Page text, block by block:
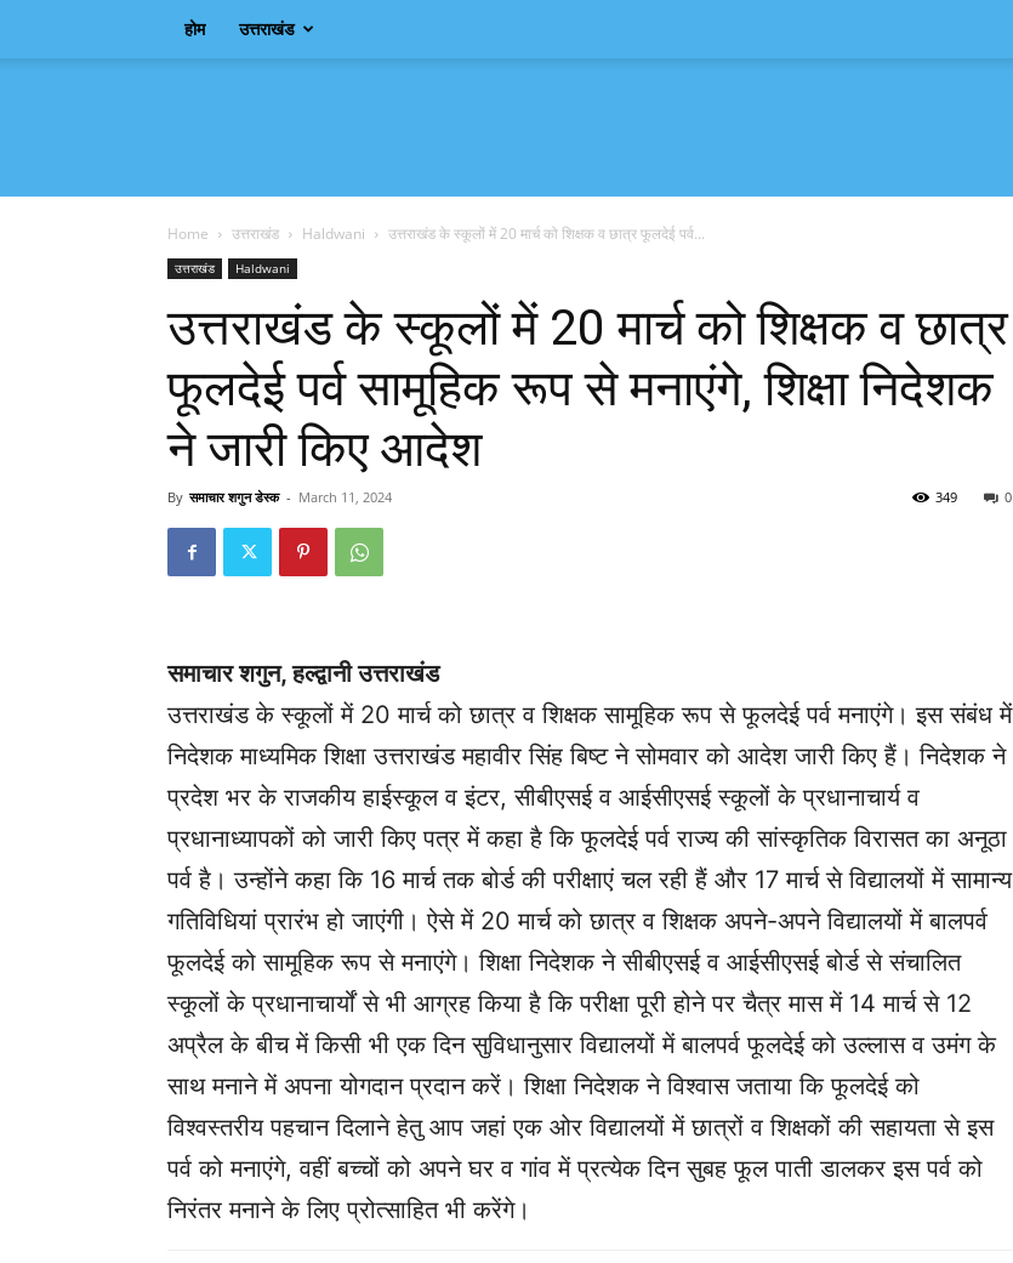
होम उत्तराखंड
Home उत्तराखंड Haldwani उत्तराखंड के स्कूलों में 20 मार्च को शिक्षक व छात्र फूलदेई पर्व...
उत्तराखंड Haldwani
उत्तराखंड के स्कूलों में 20 मार्च को शिक्षक व छात्र
फूलदेई पर्व सामूहिक रूप से मनाएंगे, शिक्षा निदेशक
ने जारी किए आदेश
By समाचार शगुन डेस्क - March 11, 2024 0
349
समाचार शगुन, हल्द्वानी उत्तराखंड
उत्तराखंड के स्कूलों में 20 मार्च को छात्र व‌ शिक्षक सामूहिक रूप से फूलदेई पर्व मनाएंगे। इस संबंध में
निदेशक माध्यमिक शिक्षा उत्तराखंड महावीर सिंह बिष्ट ने सोमवार को आदेश जारी किए हैं। निदेशक ने
प्रदेश भर के राजकीय हाईस्कूल व इंटर, सीबीएसई व‌ आईसीएसई स्कूलों के प्रधानाचार्य व‌
प्रधानाध्यापकों को जारी किए पत्र में कहा है कि फूलदेई पर्व राज्य की सांस्कृतिक विरासत का‌ अनूठा
पर्व है। उन्होंने कहा कि 16 मार्च तक बोर्ड की परीक्षाएं चल रही हैं और 17 मार्च से विद्यालयों में सामान्य
गतिविधियां प्रारंभ हो जाएंगी। ऐसे में 20 मार्च को छात्र व शिक्षक अपने-अपने विद्यालयों में बाल‌पर्व
फूलदेई को सामूहिक रूप से मनाएंगे। शिक्षा निदेशक ने सीबीएसई व‌ आईसीएसई बोर्ड से संचालित
स्कूलों के‌ प्रधानाचार्यों से भी आग्रह किया है कि परीक्षा पूरी होने पर चैत्र मास में 14 मार्च से 12
अप्रैल के बीच में किसी भी एक दिन सुविधानुसार विद्यालयों में बालपर्व फूलदेई को उल्लास व‌ उमंग के
साथ मनाने में अपना‌ योगदान प्रदान करें। शिक्षा निदेशक ने विश्वास जताया कि फूलदेई को
विश्वस्तरीय पहचान दिलाने हेतु आप जहां एक ओर विद्यालयों में छात्रों व शिक्षकों की सहायता से इस
पर्व को मनाएंगे, वहीं बच्चों को अपने घर व गांव में प्रत्येक दिन सुबह फूल पाती डालकर इस पर्व को
निरंतर मनाने के लिए प्रोत्साहित भी करेंगे।